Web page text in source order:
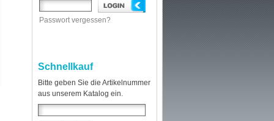
Passwort vergessen?
Schnellkauf
Bitte geben Sie die Artikelnummer
aus unserem Katalog ein.